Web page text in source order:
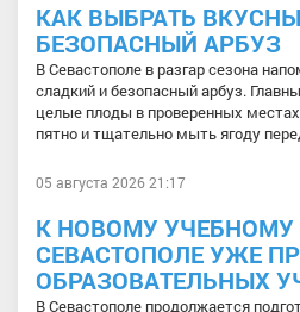
КАК ВЫБРАТЬ
БЕЗОПАСНЫЙ АРБУЗ
В Севастополе в разгар сезона
сладкий и безопасный арбуз.
целые плоды в проверенных
пятно и тщательно мыть ягоду
05 августа 2026 21:17
К НОВОМУ УЧЕБНОМУ
СЕВАСТОПОЛЕ УЖЕ
ОБРАЗОВАТЕЛЬНЫХ
В Севастополе продолжается